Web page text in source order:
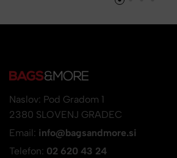
Naslov: Pod Gradom 1
2380 SLOVENJ GRADEC
Email: info@bagsandmore.si
Telefon: 02 620 43 24